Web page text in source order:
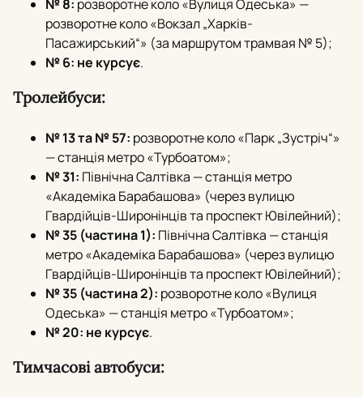
№ 8: розворотне коло «Вулиця Одеська» —
розворотне коло «Вокзал „Харків-
Пасажирський“» (за маршрутом трамвая № 5);
№ 6: не курсує.
Тролейбуси:
№ 13 та № 57: розворотне коло «Парк „Зустріч“»
— станція метро «Турбоатом»;
№ 31: Північна Салтівка — станція метро
«Академіка Барабашова» (через вулицю
Гвардійців-Широнінців та проспект Ювілейний);
№ 35 (частина 1): Північна Салтівка — станція
метро «Академіка Барабашова» (через вулицю
Гвардійців-Широнінців та проспект Ювілейний);
№ 35 (частина 2): розворотне коло «Вулиця
Одеська» — станція метро «Турбоатом»;
№ 20: не курсує.
Тимчасові автобуси: